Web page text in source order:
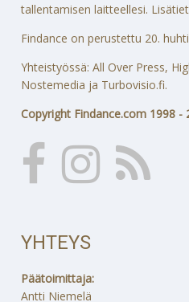
tallentamisen laitteellesi.
Findance on perustettu 20.
Yhteistyössä: All Over Press,
Nostemedia ja Turbovisio.fi.
Copyright Findance.com 1998 -
YHTEYS
Päätoimittaja:
Antti Niemelä